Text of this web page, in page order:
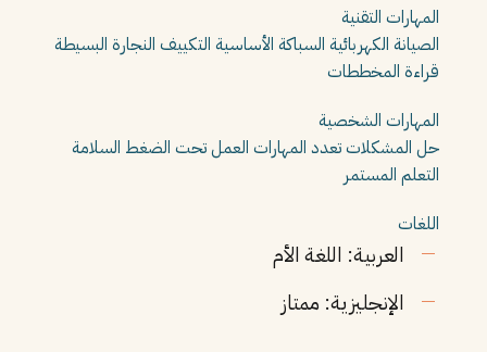
المهارات التقنية
الصيانة الكهربائية السباكة الأساسية التكييف النجارة البسيطة
قراءة المخططات
المهارات الشخصية
حل المشكلات تعدد المهارات العمل تحت الضغط السلامة
التعلم المستمر
اللغات
العربية: اللغة الأم
الإنجليزية: ممتاز